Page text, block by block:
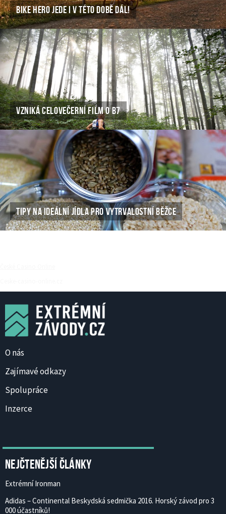
BIKE HERO JEDE I V TÉTO DOBĚ DÁL!
VZNIKÁ CELOVEČERNÍ FILM O B7
TIPY NA IDEÁLNÍ JÍDLA PRO VYTRVALOSTNÍ BĚŽCE
O nás
Zajímavé odkazy
Spolupráce
Inzerce
Nejčtenější články
Extrémní Ironman
Adidas – Continental Beskydská sedmička 2016. Horský závod pro 3
000 účastníků!